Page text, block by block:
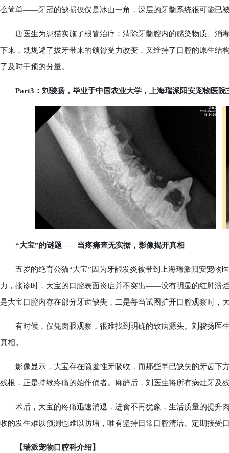
么简单——牙冠的缺损仅仅是冰山一角，深层的牙髓系统很可能已
唐医生为患猫实施了根管治疗：清除牙髓腔内的感染物质、消
下来，既规避了拔牙带来的颌骨受力改变，又维持了口腔的原生结
了及时干预的分量。
Part3：刘骏扬，毕业于中国农业大学，上海瑞派阳安宠物医院
“大宝”的谜题——当疼痛查无实据，影像揭开真相
五岁的绝育公猫“大宝”因为牙龈发炎被带到上海瑞派阳安宠物
力，接诊时，大宝的口腔表面炎症并不突出——没有明显的红肿溃
是大宝口腔内存在部分牙齿缺失，二是每当试图扩开口腔观察时，
有时候，仅凭肉眼观察，很难找到明确的致病源头。刘骏扬医
真相。
影像显示，大宝存在隐匿性牙吸收，而那些早已缺失的牙齿下
残根，正是持续疼痛的始作俑者。麻醉后，刘医生将所有病灶牙及
术后，大宝的疼痛迅速消退，进食不再犹豫，生活质量的提升
收的发生难以预测也难以防堵，唯有坚持日常口腔清洁、定期接受
【瑞派宠物口腔科介绍】